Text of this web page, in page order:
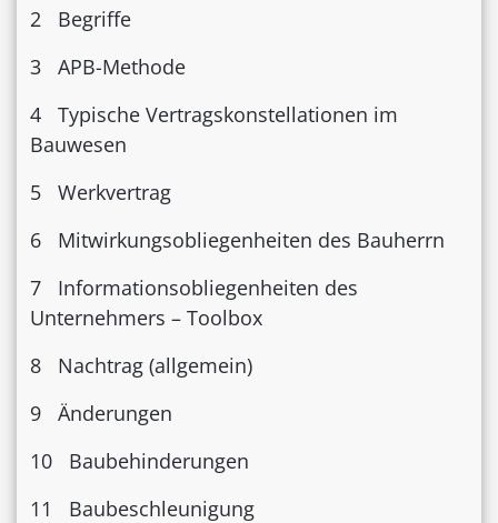
2 Begriffe
3 APB-Methode
4 Typische Vertragskonstellationen im
Bauwesen
5 Werkvertrag
6 Mitwirkungsobliegenheiten des Bauherrn
7 Informationsobliegenheiten des
Unternehmers – Toolbox
8 Nachtrag (allgemein)
9 Änderungen
10 Baubehinderungen
11 Baubeschleunigung